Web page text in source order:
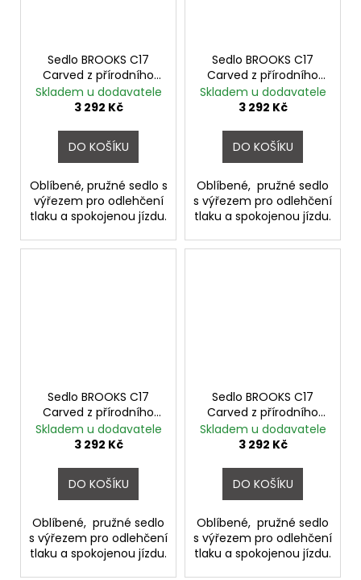
Sedlo BROOKS C17
Carved z přírodního
kaučuku Black
Skladem u dodavatele
3 292 Kč
DO KOŠÍKU
Oblíbené, pružné sedlo s
výřezem pro odlehčení
tlaku a spokojenou jízdu.
Sedlo BROOKS C17
Carved z přírodního
kaučuku Brown
Skladem u dodavatele
3 292 Kč
DO KOŠÍKU
Oblíbené, pružné sedlo
s výřezem pro odlehčení
tlaku a spokojenou jízdu.
Sedlo BROOKS C17
Carved z přírodního
kaučuku Mud Green
Skladem u dodavatele
3 292 Kč
DO KOŠÍKU
Oblíbené, pružné sedlo
s výřezem pro odlehčení
tlaku a spokojenou jízdu.
Sedlo BROOKS C17
Carved z přírodního
kaučuku Octane
Skladem u dodavatele
3 292 Kč
DO KOŠÍKU
Oblíbené, pružné sedlo
s výřezem pro odlehčení
tlaku a spokojenou jízdu.